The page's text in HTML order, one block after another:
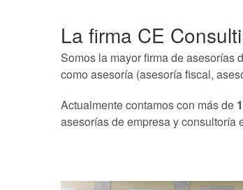
La firma CE
Somos la mayor firma de asesorías
como asesoría (asesoría fiscal,
Actualmente contamos con más de
asesorías de empresa y consultoría